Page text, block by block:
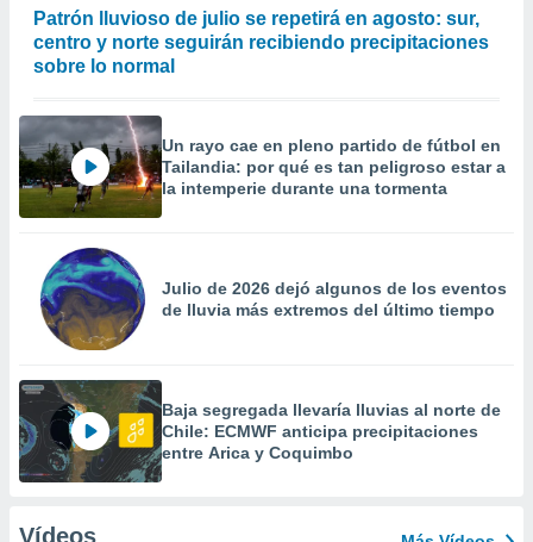
Patrón lluvioso de julio se repetirá en agosto: sur,
centro y norte seguirán recibiendo precipitaciones
sobre lo normal
Un rayo cae en pleno partido de fútbol en
Tailandia: por qué es tan peligroso estar a
la intemperie durante una tormenta
Julio de 2026 dejó algunos de los eventos
de lluvia más extremos del último tiempo
Baja segregada llevaría lluvias al norte de
Chile: ECMWF anticipa precipitaciones
entre Arica y Coquimbo
Vídeos